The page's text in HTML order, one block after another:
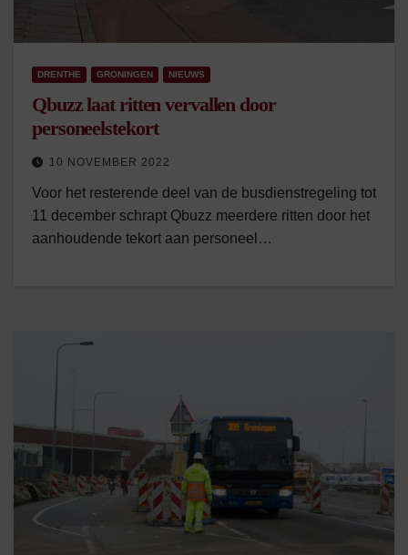
DRENTHE GRONINGEN NIEUWS
Qbuzz laat ritten vervallen door
personeelstekort
10 NOVEMBER 2022
Voor het resterende deel van de busdienstregeling tot
11 december schrapt Qbuzz meerdere ritten door het
aanhoudende tekort aan personeel…